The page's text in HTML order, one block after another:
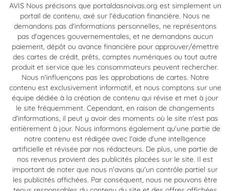
AVIS Nous précisons que portaldasnoivas.org est simplement un
portail de contenu, axé sur l'éducation financière. Nous ne
demandons pas d'informations personnelles, ne représentons
pas d'agences gouvernementales, et ne demandons aucun
paiement, dépôt ou avance financière pour approuver/émettre
des cartes de crédit, prêts, comptes numériques ou tout autre
produit et service que les consommateurs peuvent rechercher.
Nous n'influençons pas les approbations de cartes. Notre
contenu est exclusivement informatif, et nous comptons sur une
équipe dédiée à la création de contenu qui révise et met à jour
le site fréquemment. Cependant, en raison de changements
d'informations, il peut y avoir des moments où le site n'est pas
entièrement à jour. Nous informons également qu'une partie de
notre contenu est rédigée avec l'aide d'une intelligence
artificielle et révisée par nos rédacteurs. De plus, une partie de
nos revenus provient des publicités placées sur le site. Il est
important de noter que nous n'avons qu'un contrôle partiel sur
les publicités affichées. Par conséquent, nous ne pouvons être